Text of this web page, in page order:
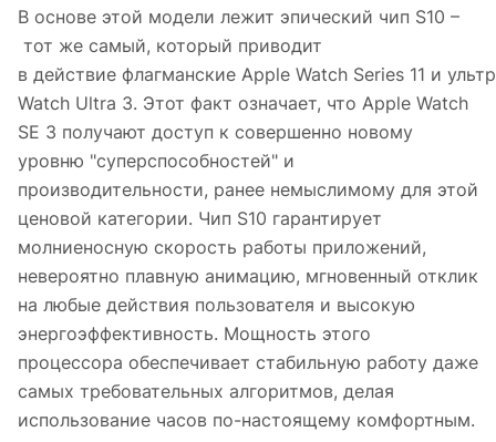
В основе этой модели лежит эпический чип S10 –
тот же самый, который приводит
в действие флагманские Apple Watch Series 11 и
Watch Ultra 3. Этот факт означает, что Apple Watch
SE 3 получают доступ к совершенно новому
уровню "суперспособностей" и
производительности, ранее немыслимому для этой
ценовой категории. Чип S10 гарантирует
молниеносную скорость работы приложений,
невероятно плавную анимацию, мгновенный отклик
на любые действия пользователя и высокую
энергоэффективность. Мощность этого
процессора обеспечивает стабильную работу даже
самых требовательных алгоритмов, делая
использование часов по-настоящему комфортным.